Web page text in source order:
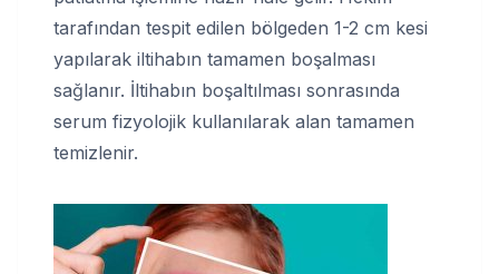
tarafından tespit edilen bölgeden 1-2 cm kesi
yapılarak iltihabın tamamen boşalması
sağlanır. İltihabın boşaltılması sonrasında
serum fizyolojik kullanılarak alan tamamen
temizlenir.